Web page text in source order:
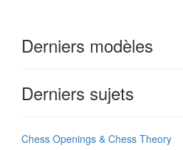
Derniers modèles
Derniers sujets
Chess Openings & Chess Theory